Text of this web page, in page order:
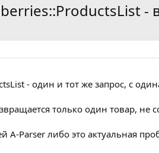
-
- один и тот же запрос, с
только один товар, не
A-Parser либо это актуальная